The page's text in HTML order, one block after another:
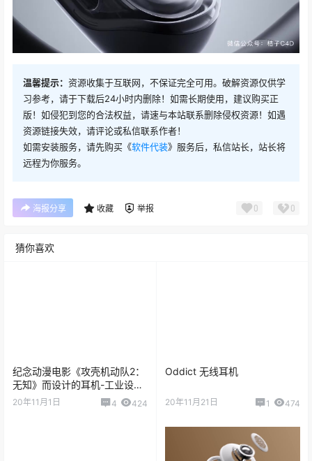
温馨提示： 资源收集于互联网，不保证完全可用。破解资源仅供学
习参考，请于下载后24小时内删除！如需长期使用，建议购买正
版！如侵犯到您的合法权益，请速与本站联系删除侵权资源！如遇
资源链接失效，请评论或私信联系作者！
如需安装服务，请先购买《软件代装》服务后，私信站长，站长将
远程为你服务。
海报分享 收藏 举报 0 0
猜你喜欢
纪念动漫电影《攻壳机动队2：
无知》而设计的耳机-工业设计-
Jeff Shen
20年11月1日 4 424
Oddict 无线耳机
20年11月21日 1 474